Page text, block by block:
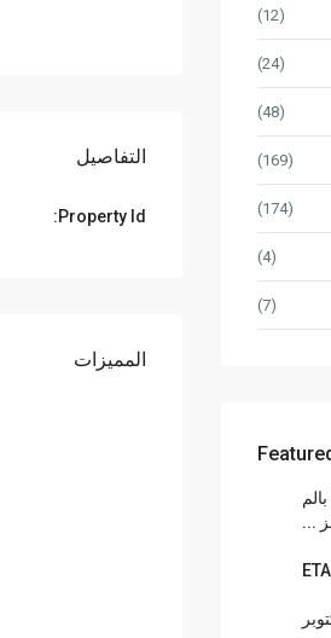
التفاصيل
Property Id:
المميزات
(12)
(24)
(48)
(169)
(174)
(4)
(7)
...